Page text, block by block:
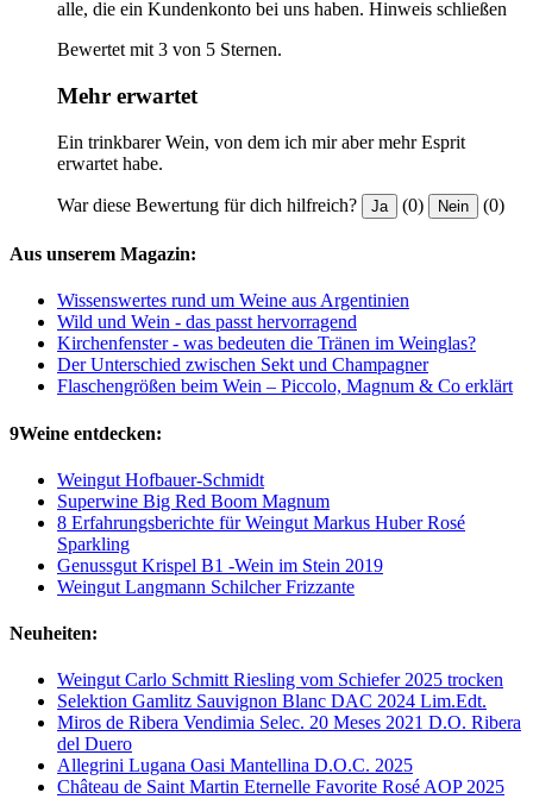
alle, die ein Kundenkonto bei uns haben. Hinweis schließen
Bewertet mit 3 von 5 Sternen.
Mehr erwartet
Ein trinkbarer Wein, von dem ich mir aber mehr Esprit
erwartet habe.
War diese Bewertung für dich hilfreich? Ja (0) Nein (0)
Aus unserem Magazin:
Wissenswertes rund um Weine aus Argentinien
Wild und Wein - das passt hervorragend
Kirchenfenster - was bedeuten die Tränen im Weinglas?
Der Unterschied zwischen Sekt und Champagner
Flaschengrößen beim Wein – Piccolo, Magnum & Co erklärt
9Weine entdecken:
Weingut Hofbauer-Schmidt
Superwine Big Red Boom Magnum
8 Erfahrungsberichte für Weingut Markus Huber Rosé
Sparkling
Genussgut Krispel B1 -Wein im Stein 2019
Weingut Langmann Schilcher Frizzante
Neuheiten:
Weingut Carlo Schmitt Riesling vom Schiefer 2025 trocken
Selektion Gamlitz Sauvignon Blanc DAC 2024 Lim.Edt.
Miros de Ribera Vendimia Selec. 20 Meses 2021 D.O. Ribera
del Duero
Allegrini Lugana Oasi Mantellina D.O.C. 2025
Château de Saint Martin Eternelle Favorite Rosé AOP 2025